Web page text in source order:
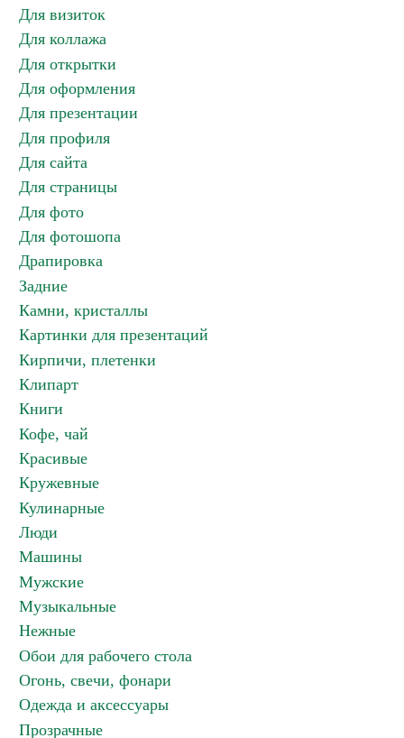
Для визиток
Для коллажа
Для открытки
Для оформления
Для презентации
Для профиля
Для сайта
Для страницы
Для фото
Для фотошопа
Драпировка
Задние
Камни, кристаллы
Картинки для презентаций
Кирпичи, плетенки
Клипарт
Книги
Кофе, чай
Красивые
Кружевные
Кулинарные
Люди
Машины
Мужские
Музыкальные
Нежные
Обои для рабочего стола
Огонь, свечи, фонари
Одежда и аксессуары
Прозрачные